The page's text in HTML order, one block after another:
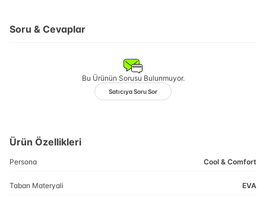
Soru & Cevaplar
Bu Ürünün Sorusu Bulunmuyor.
Satıcıya Soru Sor
Ürün Özellikleri
Persona Cool & Comfort
Taban Materyali EVA